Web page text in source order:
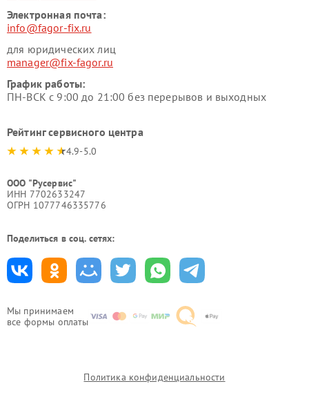
Мы принимаем
все формы оплаты
Электронная почта:
info@fagor-fix.ru
для юридических лиц
manager@fix-fagor.ru
График работы:
ПН-ВСК с 9:00 до 21:00 без перерывов и выходных
Рейтинг сервисного центра
4.9-5.0
ООО "Русервис"
ИНН 7702633247
ОГРН 1077746335776
Поделиться в соц. сетях:
Политика конфиденциальности